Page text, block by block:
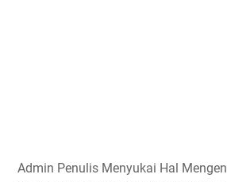
Admin Penulis Menyukai Hal